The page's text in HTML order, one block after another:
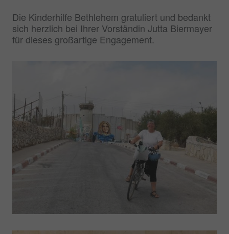
Die Kinderhilfe Bethlehem gratuliert und bedankt
sich herzlich bei Ihrer Vorständin Jutta Biermayer
für dieses großartige Engagement.